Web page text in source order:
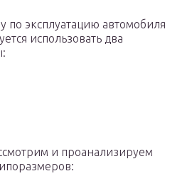
по эксплуатацию автомобиля
использовать два
и проанализируем